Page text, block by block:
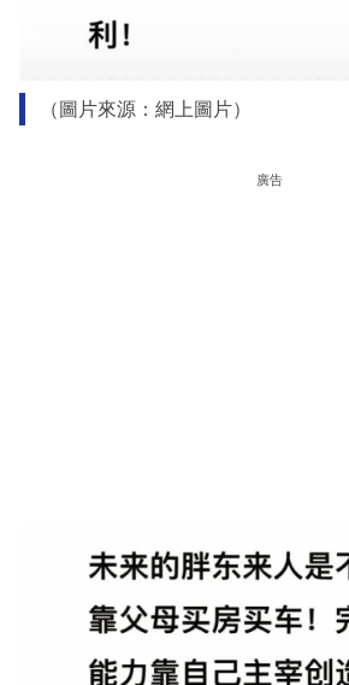
（圖片來源：網上圖片）
廣告